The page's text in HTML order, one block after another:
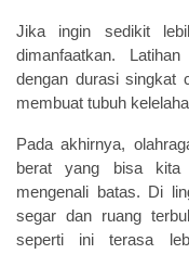
Jika ingin sedikit
dimanfaatkan.
dengan durasi singkat
membuat tubuh
Pada akhirnya,
berat yang bisa kita
mengenali batas. Di
segar dan ruang
seperti ini terasa